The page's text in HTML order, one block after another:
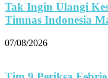
Tak Ingin Ulangi
Timnas Indonesia
07/08/2026